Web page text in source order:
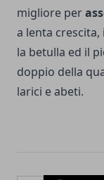
migliore per
a lenta
la betulla ed il
doppio della
larici e abeti.